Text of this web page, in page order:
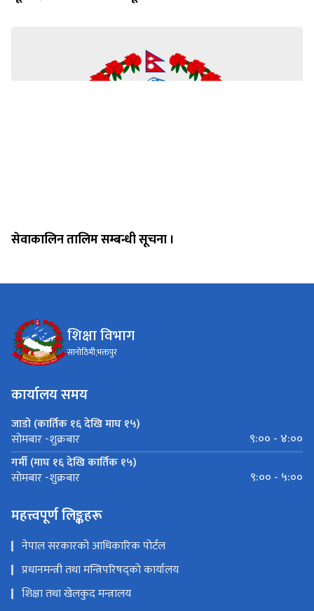
सेवाकालिन तालिम सम्बन्धी सूचना ।
शिक्षा विभाग
सानोठिमी,भक्तपुर
कार्यालय समय
जाडो (कार्तिक १६ देखि माघ १५)
सोमबार -शुक्रबार
९:०० - ४:००
गर्मी (माघ १६ देखि कार्तिक १५)
सोमबार -शुक्रबार ९:०० - ५:००
महत्त्वपूर्ण लिङ्कहरू
नेपाल सरकारको आधिकारिक पोर्टल
प्रधानमन्त्री तथा मन्त्रिपरिषद्को कार्यालय
शिक्षा तथा खेलकुद मन्त्रालय